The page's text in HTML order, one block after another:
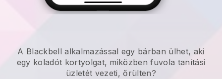
A Blackbell alkalmazással egy bárban ülhet, aki
egy koladót kortyolgat, miközben fuvola tanítási
üzletét vezeti, őrülten?